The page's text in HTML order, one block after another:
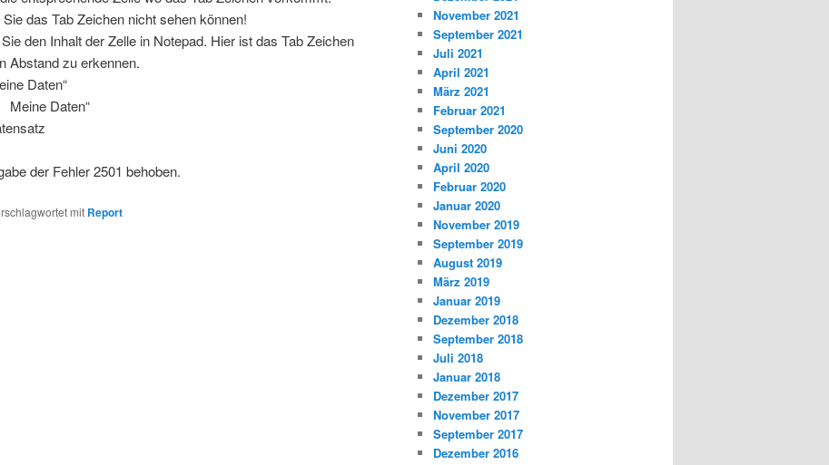
das Tab Zeichen nicht sehen können!
den Inhalt der Zelle in Notepad. Hier ist das Tab Zeichen
Abstand zu erkennen.
Daten“
Daten“
der Fehler 2501 behoben.
mit Report
November 2021
September 2021
Juli 2021
April 2021
März 2021
Februar 2021
September 2020
Juni 2020
April 2020
Februar 2020
Januar 2020
November 2019
September 2019
August 2019
März 2019
Januar 2019
Dezember 2018
September 2018
Juli 2018
Januar 2018
Dezember 2017
November 2017
September 2017
Dezember 2016